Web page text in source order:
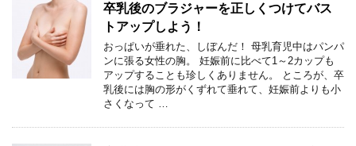
卒乳後のブラジャーを正しくつけてバス
トアップしよう！
おっぱいが垂れた、しぼんだ！ 母乳育児中はパンパ
ンに張る女性の胸。 妊娠前に比べて1～2カップも
アップすることも珍しくありません。 ところが、卒
乳後には胸の形がくずれて垂れて、妊娠前よりも小
さくなって …